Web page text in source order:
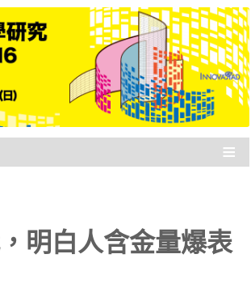
研究論壇 2016
的醫學研究者」設計的研討會，
講者，與你分享四大面向：要不
參與、健保資料庫、統合分析。
≡
明白人含金量爆表